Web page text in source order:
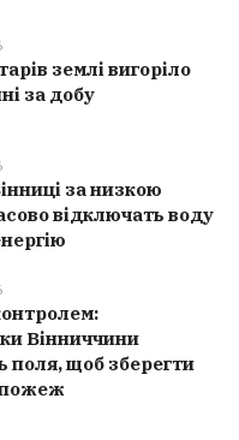
землі вигоріло
за добу
за низкою
відключать воду
Вінниччини
поля, щоб зберегти
пожеж